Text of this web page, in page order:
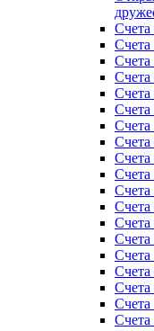
Счета
Счета
Счета
Счета
Счета
Счета
Счета
Счета
Счета
Счета
Счета
Счета